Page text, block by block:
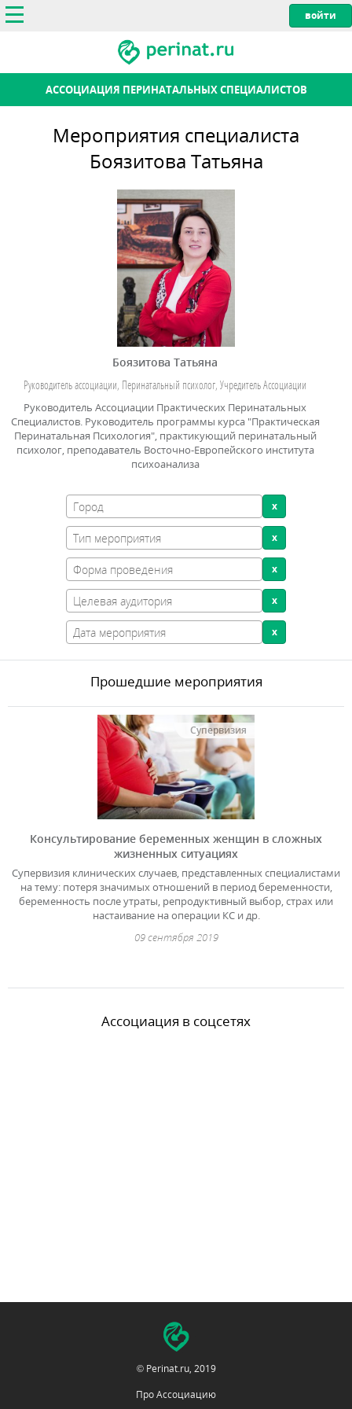
АССОЦИАЦИЯ ПЕРИНАТАЛЬНЫХ СПЕЦИАЛИСТОВ
Мероприятия специалиста
Боязитова Татьяна
Боязитова Татьяна
Руководитель ассоциации, Перинатальный психолог, Учредитель Ассоциации
Руководитель Ассоциации Практических Перинатальных
Специалистов. Руководитель программы курса "Практическая
Перинатальная Психология", практикующий перинатальный
психолог, преподаватель Восточно-Европейского института
психоанализа
Прошедшие мероприятия
Супервизия
Консультирование беременных женщин в сложных
жизненных ситуациях
Супервизия клинических случаев, представленных специалистами
на тему: потеря значимых отношений в период беременности,
беременность после утраты, репродуктивный выбор, страх или
настаивание на операции КС и др.
09 сентября 2019
Ассоциация в соцсетях
© Perinat.ru, 2019
Про Ассоциацию